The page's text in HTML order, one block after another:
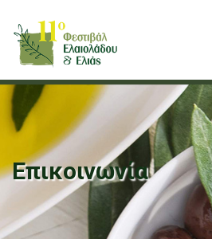
Επικοινωνία